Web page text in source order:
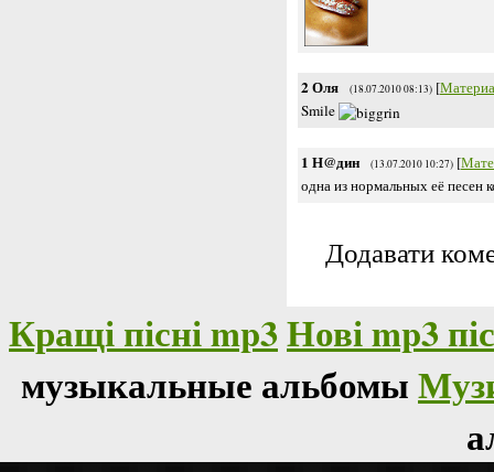
2Оля (18.07.2010 08:13) [
Smile
1 Н@дин (13.07.2010 10:27) [
одна из нормальных её песен
Додавати
Кращі пісні mp3Нові mp3
музыкальные альбомы